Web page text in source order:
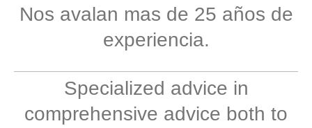
Nos avalan mas de 25 años de
experiencia.
Specialized advice in
comprehensive advice both to